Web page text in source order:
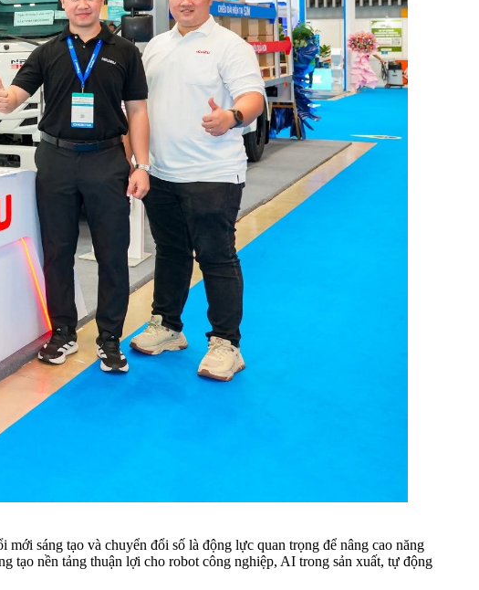
sáng tạo và chuyển đổi số là động lực quan trọng để nâng cao năng
tạo nền tảng thuận lợi cho robot công nghiệp, AI trong sản xuất, tự động